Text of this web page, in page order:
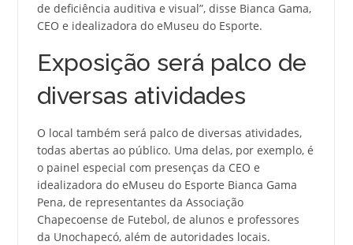
de deficiência auditiva e visual”, disse Bianca Gama,
CEO e idealizadora do eMuseu do Esporte.
Exposição será palco de
diversas atividades
O local também será palco de diversas atividades,
todas abertas ao público. Uma delas, por exemplo, é
o painel especial com presenças da CEO e
idealizadora do eMuseu do Esporte Bianca Gama
Pena, de representantes da Associação
Chapecoense de Futebol, de alunos e professores
da Unochapecó, além de autoridades locais.